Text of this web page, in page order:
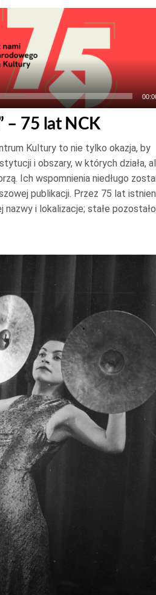
– 75 lat NCK
Kultury to nie tylko okazja, by
i obszary, w których działa,
Ich wspomnienia niedługo
publikacji. Przez 75 lat
nazwy i lokalizacje; stałe pozostało